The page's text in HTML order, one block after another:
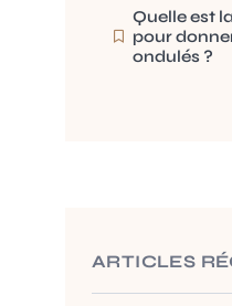
Quelle est
pour
ondulés ?
ARTICLES